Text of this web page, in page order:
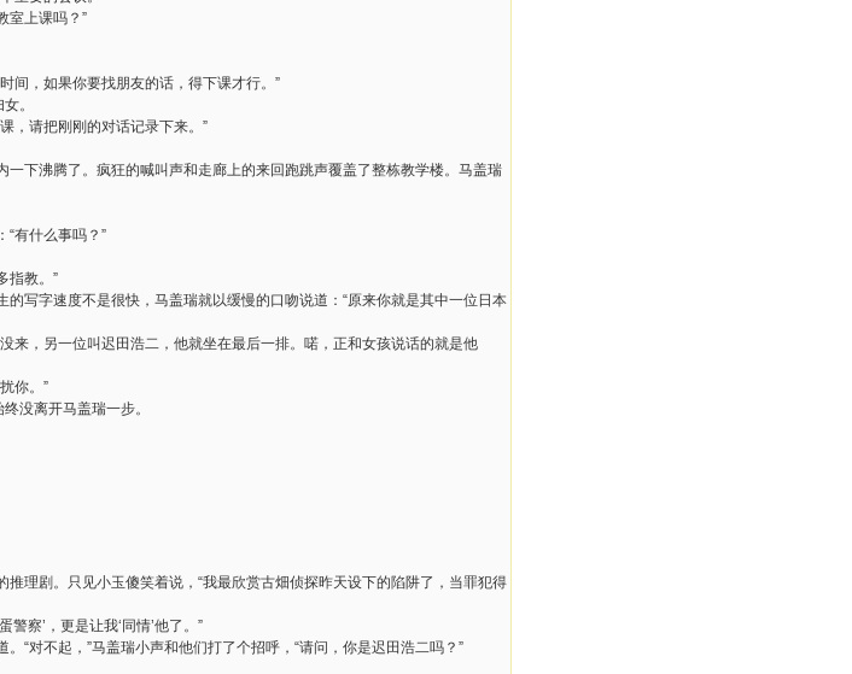
室上课吗？”
间，如果你要找朋友的话，得下课才行。”
。
，请把刚刚的对话记录下来。”
下沸腾了。疯狂的喊叫声和走廊上的来回跑跳声覆盖了整栋教学楼。马盖瑞
有什么事吗？”
指教。”
写字速度不是很快，马盖瑞就以缓慢的口吻说道：“原来你就是其中一位日本
来，另一位叫迟田浩二，他就坐在最后一排。喏，正和女孩说话的就是他
你。”
没离开马盖瑞一步。
理剧。只见小玉傻笑着说，“我最欣赏古畑侦探昨天设下的陷阱了，当罪犯得
察’，更是让我‘同情’他了。”
“对不起，”马盖瑞小声和他们打了个招呼，“请问，你是迟田浩二吗？”